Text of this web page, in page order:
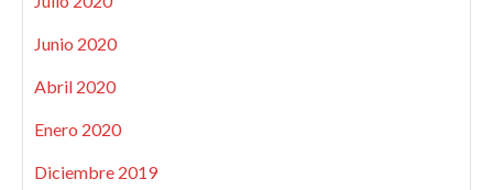
Junio 2020
Abril 2020
Enero 2020
Diciembre 2019